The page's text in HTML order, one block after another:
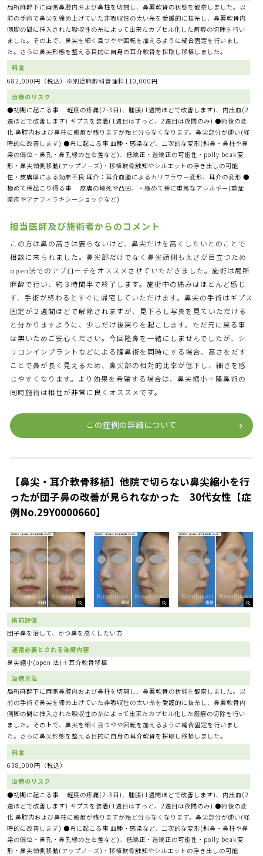
局所麻酔下に両側鼻腔内および鼻柱を切開し、鼻翼軟骨の状態を観察しました。以
前の手術で鼻尖を締め上げていた非吸収性の太い糸を愛護的に抜糸し、鼻翼軟骨内
側脚の間に挿入された吸収性の糸によって出来たカプセル化した瘢痕の切除を行い
ました。その上で、鼻尖を細く且つやや回転を加えるように縫合固定を行いまし
た。さらに鼻尖形態を整える目的に自身の耳介軟骨を採取し移植しました。
料金
682,000円（税込）※別途麻酔科管理料110,000円
治療のリスク
●初期に起こる事 軽度の疼痛(2-3日)、腫脹(1週間ほどで改善します)、内出血(2
週ほどで改善します) ギプスを装着(1週目はずっと、2週目は夜間のみ) ●術後の変
化 鼻腔内および鼻柱に瘢痕が残りますが殆ど分らなくなります。鼻尖部分が硬い(経
時的に改善します) ●希に起こる事 血腫・感染など、二次的な変形(斜鼻・鼻柱や鼻
梁の偏位・鼻孔・鼻孔縁の左右差など)、低矯正・過矯正の可能性・polly beak変
形・鼻尖頭側移動(アップノーズ)・移植軟骨触知やシルエットの浮き出しの可能
性・皮膚厚による効果不良 耳介：耳介血腫によるカリフラワー変形、耳介の変形 ●
極めて稀起こり得る事 皮膚の壊死や凸凹、・極めて稀に重篤なアレルギー(重症
薬疹やアナフィラキシーショックなど)
担当医師及び施術者からのコメント
この方は鼻の高さは要らないけど、鼻尖だけを高くしたいとのことで
相談に来られました。鼻尖部だけでなく鼻尖頭側も太さが目立つため
open法でのアプローチをオススメさせていただきました。施術は局所
麻酔で行い、約３時間半で終了します。施術中の痛みはほとんど感じ
ず、手術が終わるとすぐに帰宅していただけます。鼻尖の手術はギプス
固定が２週間ほどで解除されますが、見下ろし写真を見ていただける
と分かりますように、少しだけ後戻りを起こします。ただ元に戻る事
は無いためご安心ください。今回隆鼻を一緒にしませんでしたが、シ
リコンインプラントなどによる隆鼻術を同時にする場合、高さをだす
ことで鼻が長く見えるため、鼻尖部の相対的比率が低下し、細さを感
じやすくなります。より効果を希望する場合は、鼻尖縮小＋隆鼻術の
同時施術は相性が非常に良くオススメです。
この症例の詳細について
【鼻尖・耳介軟骨移植】他院で切らない鼻尖縮小を行
ったが団子鼻の改善が見られなかった 30代女性【症
例No.29Y0000660】
術前評価
団子鼻を治して、かつ鼻を高くしたい方
通常必要とされる治療内容
鼻尖縮小(open 法)＋耳介軟骨移植
治療方法
局所麻酔下に両側鼻腔内および鼻柱を切開し、鼻翼軟骨の状態を観察しました。以
前の手術で鼻尖を締め上げていた非吸収性の太い糸を愛護的に抜糸し、鼻翼軟骨内
側脚の間に挿入された吸収性の糸によって出来たカプセル化した瘢痕の切除を行い
ました。その上で、鼻尖を細く且つやや回転を加えるように縫合固定を行いまし
た。さらに鼻尖形態を整える目的に自身の耳介軟骨を採取し移植しました。
料金
638,000円（税込）
治療のリスク
●初期に起こる事 軽度の疼痛(2-3日)、腫脹(1週間ほどで改善します)、内出血(2
週ほどで改善します) ギプスを装着(1週目はずっと、2週目は夜間のみ) ●術後の変
化 鼻腔内および鼻柱に瘢痕が残りますが殆ど分らなくなります。鼻尖部分が硬い(経
時的に改善します) ●希に起こる事 血腫・感染など、二次的な変形(斜鼻・鼻柱や鼻
梁の偏位・鼻孔・鼻孔縁の左右差など)、低矯正・過矯正の可能性・polly beak変
形・鼻尖頭側移動(アップノーズ)・移植軟骨触知やシルエットの浮き出しの可能